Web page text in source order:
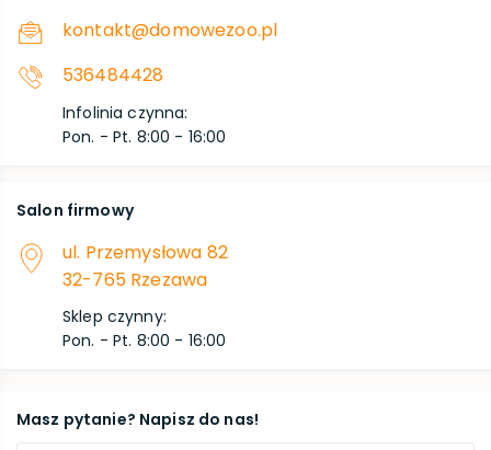
kontakt@domowezoo.pl
536484428
Infolinia czynna:
Pon. - Pt. 8:00 - 16:00
Salon firmowy
ul. Przemysłowa 82
32-765 Rzezawa
Sklep czynny:
Pon. - Pt. 8:00 - 16:00
Masz pytanie? Napisz do nas!